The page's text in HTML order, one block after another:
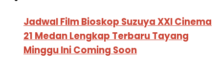
Jadwal Film Bioskop Suzuya XXI Cinema
21 Medan Lengkap Terbaru Tayang
Minggu Ini Coming Soon